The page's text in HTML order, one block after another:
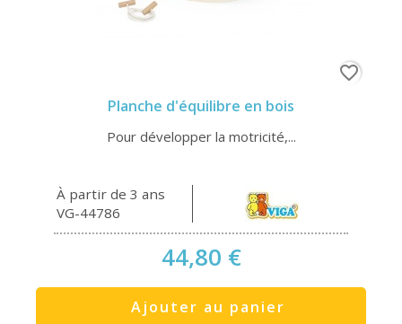
Planche d'équilibre en bois
Pour développer la motricité,...
À partir de 3 ans
VG-44786
44,80 €
Ajouter au panier
favorite_border